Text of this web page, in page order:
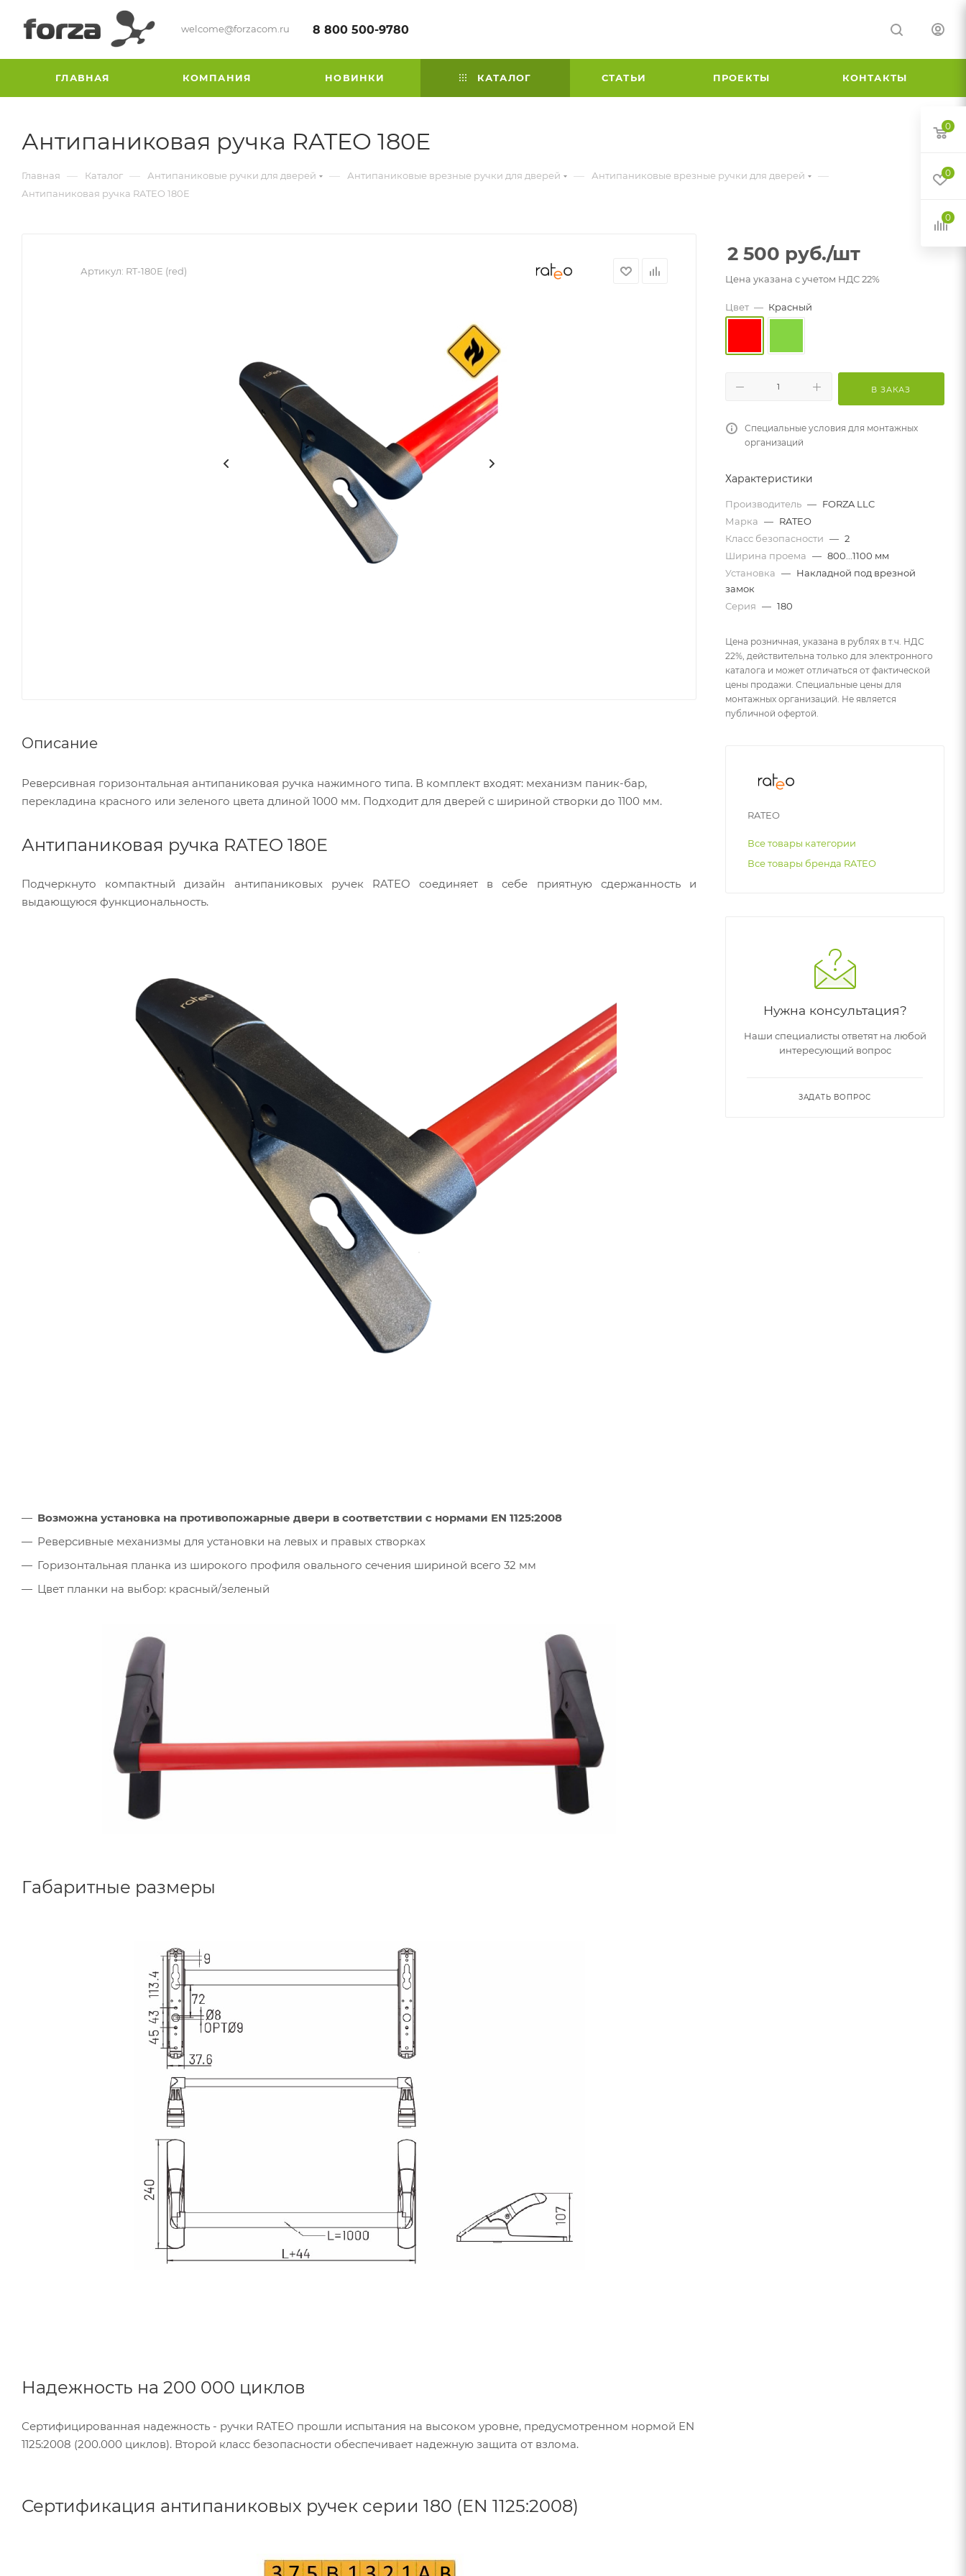
welcome@forzacom.ru 8 800 500-9780
ГЛАВНАЯ КОМПАНИЯ НОВИНКИ КАТАЛОГ СТАТЬИ ПРОЕКТЫ КОНТАКТЫ
Антипаниковая ручка RATEO 180E
Главная — Каталог — Антипаниковые ручки для дверей — Антипаниковые врезные ручки для дверей — Антипаниковые врезные ручки для дверей —
Антипаниковая ручка RATEO 180E
Артикул: RT-180E (red)
Описание
Реверсивная горизонтальная антипаниковая ручка нажимного типа. В комплект входят: механизм паник-бар,
перекладина красного или зеленого цвета длиной 1000 мм. Подходит для дверей с шириной створки до 1100 мм.
Антипаниковая ручка RATEO 180E
Подчеркнуто компактный дизайн антипаниковых ручек RATEO соединяет в себе приятную сдержанность и
выдающуюся функциональность.
Возможна установка на противопожарные двери в соответствии с нормами EN 1125:2008
Реверсивные механизмы для установки на левых и правых створках
Горизонтальная планка из широкого профиля овального сечения шириной всего 32 мм
Цвет планки на выбор: красный/зеленый
Габаритные размеры
Надежность на 200 000 циклов
Сертифицированная надежность - ручки RATEO прошли испытания на высоком уровне, предусмотренном нормой EN
1125:2008 (200.000 циклов). Второй класс безопасности обеспечивает надежную защита от взлома.
Сертификация антипаниковых ручек серии 180 (EN 1125:2008)
2 500 руб./шт
Цена указана с учетом НДС 22%
Цвет — Красный
В ЗАКАЗ
Специальные условия для монтажных
организаций
Характеристики
Производитель — FORZA LLC
Марка — RATEO
Класс безопасности — 2
Ширина проема — 800...1100 мм
Установка — Накладной под врезной
замок
Серия — 180
Цена розничная, указана в рублях в т.ч. НДС
22%, действительна только для электронного
каталога и может отличаться от фактической
цены продажи. Специальные цены для
монтажных организаций. Не является
публичной офертой.
RATEO
Все товары категории
Все товары бренда RATEO
Нужна консультация?
Наши специалисты ответят на любой
интересующий вопрос
ЗАДАТЬ ВОПРОС
0
0
0